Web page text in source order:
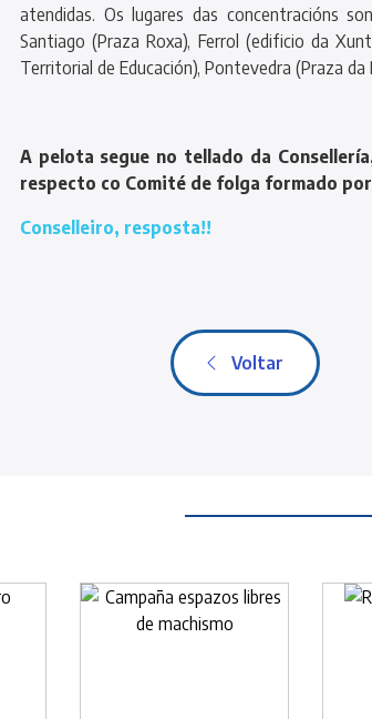
atendidas. Os lugares das concentracións
Santiago (Praza Roxa), Ferrol (edificio da
Territorial de Educación), Pontevedra (Praza da
A pelota segue no tellado da
respecto co Comité de folga formado por
Conselleiro, resposta!!
Voltar